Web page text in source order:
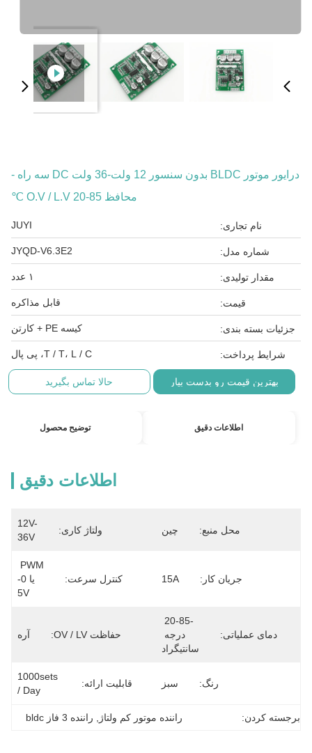
درایور موتور BLDC بدون سنسور 12 ولت-36 ولت DC سه راه -
محافظ O.V / L.V 20-85 ℃
نام تجاری: JUYI
شماره مدل: JYQD-V6.3E2
مقدار تولیدی: ۱ عدد
قیمت: قابل مذاکره
جزئیات بسته بندی: کیسه PE + کارتن
شرایط پرداخت: T / T، L / C، پی پال
بهترین قیمت رو بدست بیار حالا تماس بگیرید
اطلاعات دقیق توضیح محصول
اطلاعات دقیق
محل منبع: چين ولتاژ کاری:
12V-
36V
جریان کار: 15A کنترل سرعت:
یا 0-
5V
دمای عملیاتی:
سانتیگراد
حفاظت OV / LV: آره
رنگ: سبز قابلیت ارائه:
1000sets
/ Day
برجسته کردن: راننده موتور کم ولتاژ راننده 3 فاز bldc